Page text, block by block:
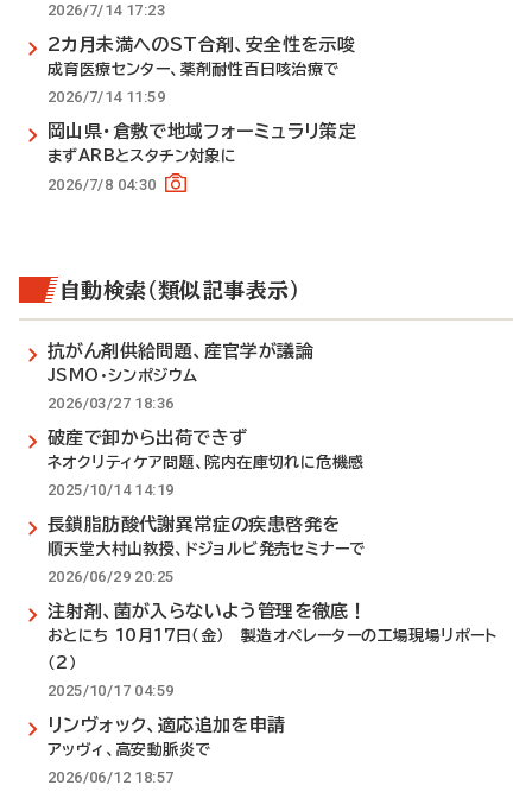
2026/7/14 17:23
2カ月未満へのST合剤、安全性を示唆
成育医療センター、薬剤耐性百日咳治療で
2026/7/14 11:59
岡山県・倉敷で地域フォーミュラリ策定
まずARBとスタチン対象に
2026/7/8 04:30
自動検索（類似記事表示）
抗がん剤供給問題、産官学が議論
JSMO・シンポジウム
2026/03/27 18:36
破産で卸から出荷できず
ネオクリティケア問題、院内在庫切れに危機感
2025/10/14 14:19
長鎖脂肪酸代謝異常症の疾患啓発を
順天堂大村山教授、ドジョルビ発売セミナーで
2026/06/29 20:25
注射剤、菌が入らないよう管理を徹底！
おとにち 10月17日（金） 製造オペレーターの工場現場リポート
（2）
2025/10/17 04:59
リンヴォック、適応追加を申請
アッヴィ、高安動脈炎で
2026/06/12 18:57